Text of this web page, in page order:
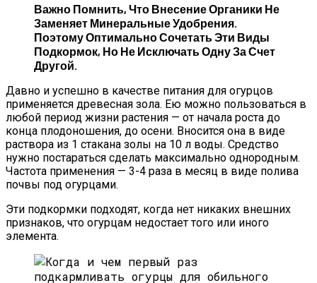
Важно Помнить, Что Внесение Органики Не
Заменяет Минеральные Удобрения.
Поэтому Оптимально Сочетать Эти Виды
Подкормок, Но Не Исключать Одну За Счет
Другой.
Давно и успешно в качестве питания для огурцов
применяется древесная зола. Ею можно пользоваться в
любой период жизни растения — от начала роста до
конца плодоношения, до осени. Вносится она в виде
раствора из 1 стакана золы на 10 л воды. Средство
нужно постараться сделать максимально однородным.
Частота применения — 3-4 раза в месяц в виде полива
почвы под огурцами.
Эти подкормки подходят, когда нет никаких внешних
признаков, что огурцам недостает того или иного
элемента.